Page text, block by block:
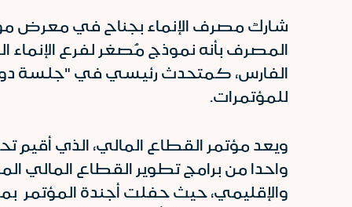
المصرف بأنه نموذج مُصغر لفرع الإنماء
الفارس، كمتحدث رئيسي في "جلسة دور
للمؤتمرات.
ويعد مؤتمر القطاع المالي، الذي أقيم
والإقليمي، حيث حفلت أجندة المؤتمر